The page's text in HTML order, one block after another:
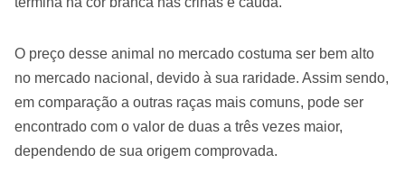
O preço desse animal no mercado costuma ser bem alto
no mercado nacional, devido à sua raridade. Assim sendo,
em comparação a outras raças mais comuns, pode ser
encontrado com o valor de duas a três vezes maior,
dependendo de sua origem comprovada.